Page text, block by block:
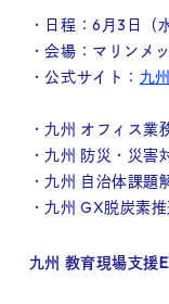
・日程：6月3日（
・会場：マリンメ
・公式サイト： 九
・九州 オフィス業
・九州 防災・災害
・九州 自治体課題
・九州 GX脱炭素
九州 教育現場支援